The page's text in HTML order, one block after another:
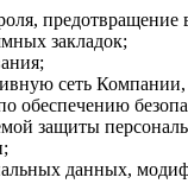
предотвращение
закладок;
сеть
обеспечению
защиты
данных,